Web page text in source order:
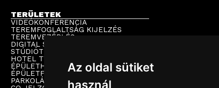
Az oldal sütiket
használ
TERÜLETEK
VIDEÓKONFERENCIA
TEREMFOGLALTSÁG KIJELZÉS
TEREMVEZÉRLÉS
DIGITAL SIGNAGE
STÚDIÓTECHNIKA
HOTEL TV
ÉPÜLETHANGOSÍTÁS
ÉPÜLETFELÜGYELET
PARKOLÁSTECHNIKA